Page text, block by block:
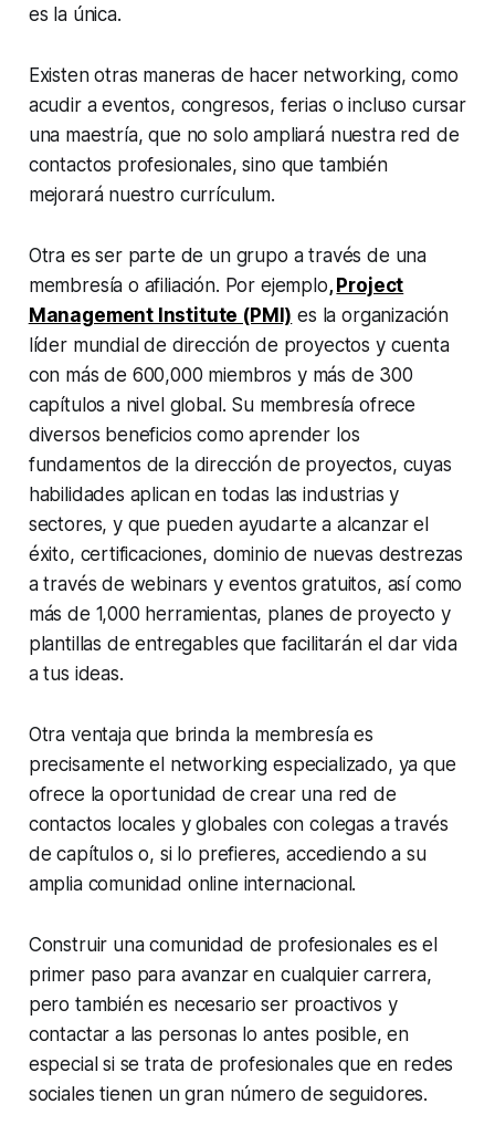
es la única.
Existen otras maneras de hacer networking, como
acudir a eventos, congresos, ferias o incluso cursar
una maestría, que no solo ampliará nuestra red de
contactos profesionales, sino que también
mejorará nuestro currículum.
Otra es ser parte de un grupo a través de una
membresía o afiliación. Por ejemplo, Project
Management Institute (PMI) es la organización
líder mundial de dirección de proyectos y cuenta
con más de 600,000 miembros y más de 300
capítulos a nivel global. Su membresía ofrece
diversos beneficios como aprender los
fundamentos de la dirección de proyectos, cuyas
habilidades aplican en todas las industrias y
sectores, y que pueden ayudarte a alcanzar el
éxito, certificaciones, dominio de nuevas destrezas
a través de webinars y eventos gratuitos, así como
más de 1,000 herramientas, planes de proyecto y
plantillas de entregables que facilitarán el dar vida
a tus ideas.
Otra ventaja que brinda la membresía es
precisamente el networking especializado, ya que
ofrece la oportunidad de crear una red de
contactos locales y globales con colegas a través
de capítulos o, si lo prefieres, accediendo a su
amplia comunidad online internacional.
Construir una comunidad de profesionales es el
primer paso para avanzar en cualquier carrera,
pero también es necesario ser proactivos y
contactar a las personas lo antes posible, en
especial si se trata de profesionales que en redes
sociales tienen un gran número de seguidores.